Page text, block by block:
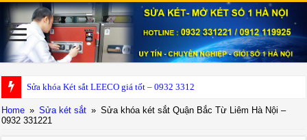
Sửa khóa Két sắt LEECO giá tốt – 0932 331221
Home » Sửa két sắt » Sửa khóa két sắt Quận Bắc Từ Liêm Hà Nội –
0932 331221